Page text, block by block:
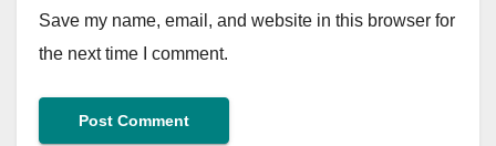
Save my name, email, and website in this browser for
the next time I comment.